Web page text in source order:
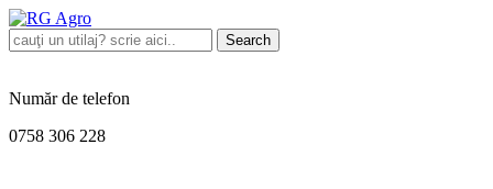
Search
Număr de telefon
0758 306 228